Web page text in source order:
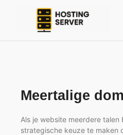
Meertalige
Als je website meerdere talen
strategische keuze te maken